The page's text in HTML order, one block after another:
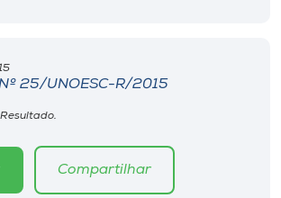
25/UNOESC-R/2015
Compartilhar